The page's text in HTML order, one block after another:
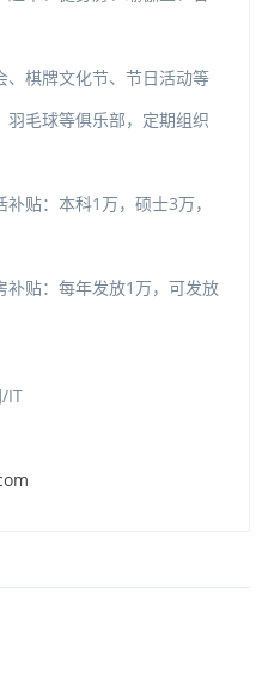
、棋牌文化节、节日活动等
毛球等俱乐部，定期组织
贴：本科1万，硕士3万，
贴： 每年发放1万，可发放
IT